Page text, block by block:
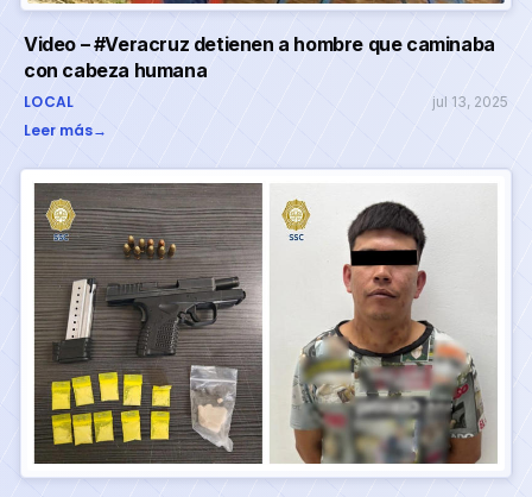
Video – #Veracruz detienen a hombre que caminaba
con cabeza humana
LOCAL jul 13, 2025
Leer más→